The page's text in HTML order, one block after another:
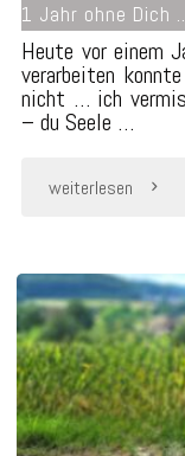
1 Jahr ohne Dich
Heute vor einem
verarbeiten
nicht … ich
– du Seele …
weiterlesen "1
ohne
Dich
…"